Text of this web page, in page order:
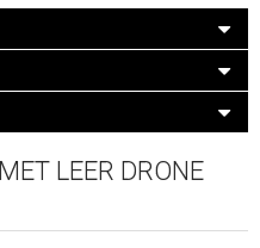
LEER DRONE